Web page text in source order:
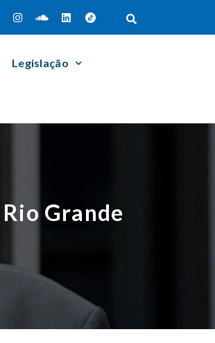
Legislação
Grande